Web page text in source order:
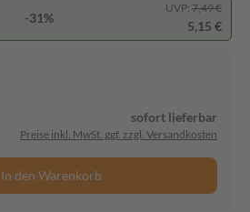
-31%
UVP: 7,49 €
5,15 €
sofort lieferbar
Preise inkl. MwSt. ggf. zzgl. Versandkosten
In den Warenkorb